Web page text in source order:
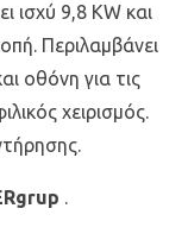
ισχύ 9,8 KW και
Περιλαμβάνει
οθόνη για τις
χειρισμός.
.